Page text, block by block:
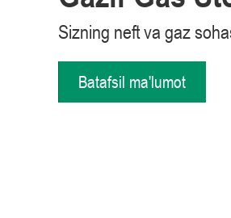
Sizning neft va gaz
Batafsil ma'lumot